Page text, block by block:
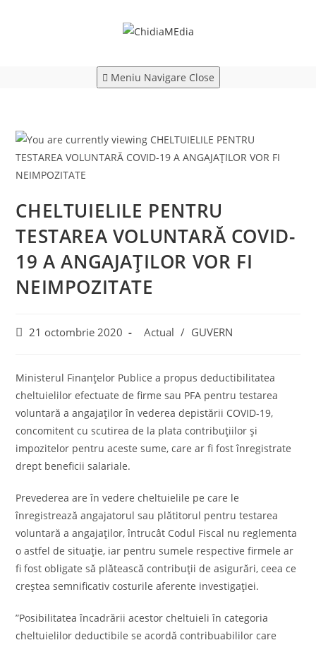
Meniu Navigare Close
CHELTUIELILE PENTRU
TESTAREA VOLUNTARĂ COVID-
19 A ANGAJAȚILOR VOR FI
NEIMPOZITATE
Post21 octombrie 2020
Post
Actual / GUVERN
Ministerul Finanțelor Publice a propus deductibilitatea
cheltuielilor efectuate de firme sau PFA pentru testarea
voluntară a angajaților în vederea depistării COVID-19,
concomitent cu scutirea de la plata contribuțiilor și
impozitelor pentru aceste sume, care ar fi fost înregistrate
drept beneficii salariale.
Prevederea are în vedere cheltuielile pe care le
înregistrează angajatorul sau plătitorul pentru testarea
voluntară a angajaților, întrucât Codul Fiscal nu reglementa
o astfel de situație, iar pentru sumele respective firmele ar
fi fost obligate să plătească contribuții de asigurări, ceea ce
creștea semnificativ costurile aferente investigației.
”Posibilitatea încadrării acestor cheltuieli în categoria
cheltuielilor deductibile se acordă contribuabililor care